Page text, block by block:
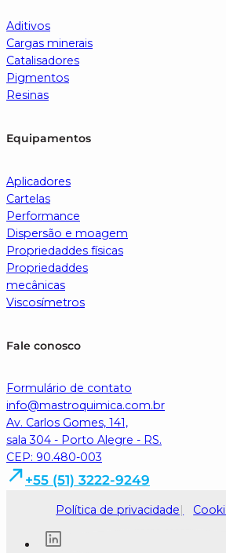
Aditivos
Cargas minerais
Catalisadores
Pigmentos
Resinas
Equipamentos
Aplicadores
Cartelas
Performance
Dispersão e moagem
Propriedaddes físicas
Propriedaddes
mecânicas
Viscosímetros
Fale conosco
Formulário de contato
info@mastroquimica.com.br
Av. Carlos Gomes, 141,
sala 304 - Porto Alegre - RS.
CEP: 90.480-003
+55 (51) 3222-9249
Política de privacidade